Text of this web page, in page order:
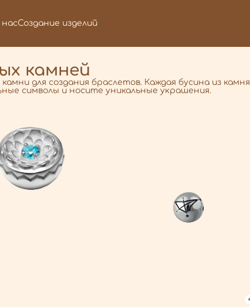
Создание изделий
камней
для создания браслетов. Каждая бусина из камня
символы и носите уникальные украшения.